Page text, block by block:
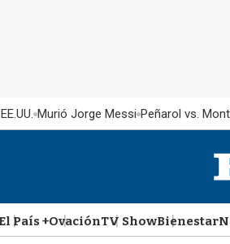
Murió Jorge Messi Peñarol vs.
El País +OvaciónTV ShowBienestar